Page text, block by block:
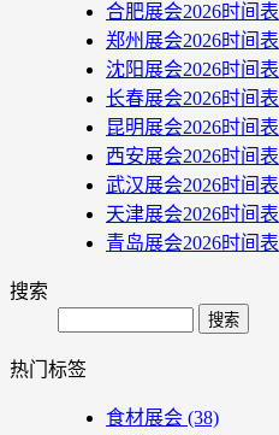
合肥展会2026时间表
郑州展会2026时间表
沈阳展会2026时间表
长春展会2026时间表
昆明展会2026时间表
西安展会2026时间表
武汉展会2026时间表
天津展会2026时间表
青岛展会2026时间表
搜索
Search
热门标签
食材展会 (38)